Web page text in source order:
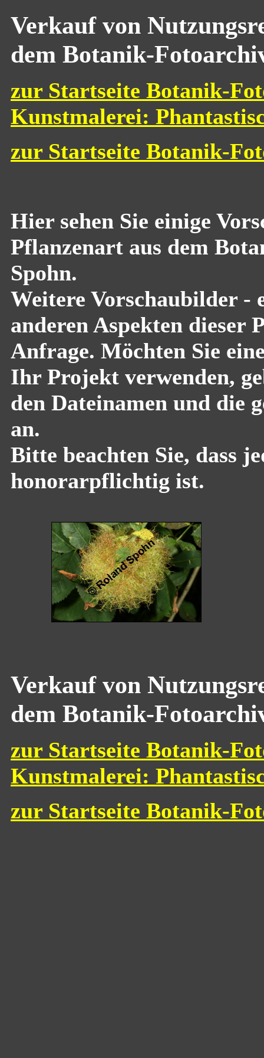
Verkauf von
dem Botanik-
zur Startseite Botanik-
Kunstmalerei:
zur Startseite Botanik-
Hier sehen Sie einige
Pflanzenart aus dem
Spohn.
Weitere Vorschaubilder -
anderen Aspekten dieser
Anfrage. Möchten Sie
Ihr Projekt verwenden,
den Dateinamen und die
an.
Bitte beachten Sie, dass
honorarpflichtig ist.
Verkauf von
dem Botanik-
zur Startseite Botanik-
Kunstmalerei:
zur Startseite Botanik-